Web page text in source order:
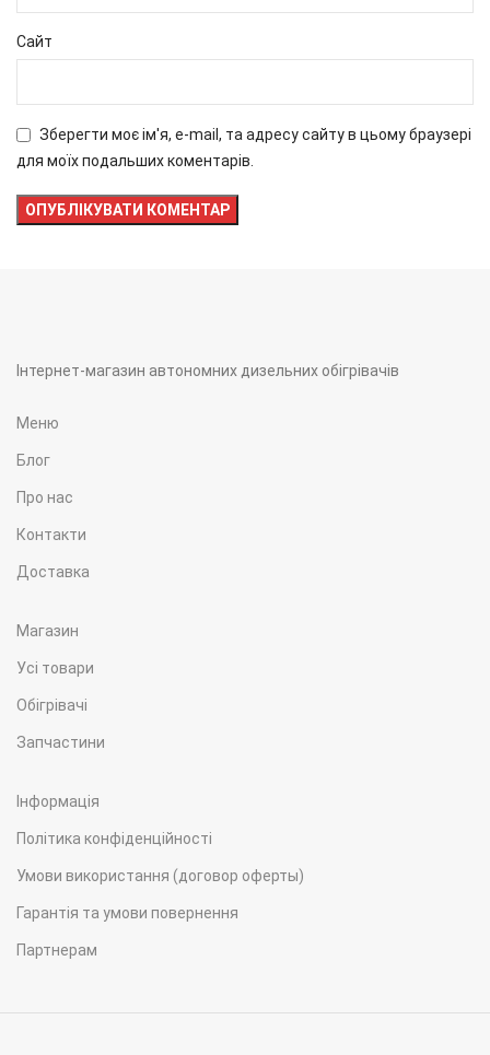
Сайт
Зберегти моє ім'я, e-mail, та адресу сайту в цьому браузері
для моїх подальших коментарів.
Інтернет-магазин автономних дизельних обігрівачів
Меню
Блог
Про нас
Контакти
Доставка
Магазин
Усі товари
Обігрівачі
Запчастини
Інформація
Політика конфіденційності
Умови використання (договор оферты)
Гарантія та умови повернення
Партнерам